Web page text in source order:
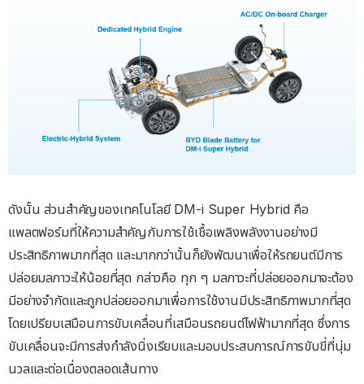
ดังนั้น ส่วนสำคัญของเทคโนโลยี DM-i Super Hybrid คือ
แพลตฟอร์มที่ให้ความสำคัญกับการใช้เชื้อเพลิงพลังงานอย่างมี
ประสิทธิภาพมากที่สุด และมากกว่านั้นก็ยังพัฒนาเพื่อให้รถยนต์มีการ
ปล่อยมลภาวะให้น้อยที่สุด กล่าวคือ ทุก ๆ มลภาวะที่ปล่อยออกมาจะต้อง
มีอย่างจำกัดและถูกปล่อยออกมาเพื่อการใช้งานมีประสิทธิภาพมากที่สุด
โดยเปรียบเสมือนการขับเคลื่อนที่เสมือนรถยนต์ไฟฟ้ามากที่สุด ซึ่งการ
ขับเคลื่อนจะมีการส่งกำลังนิ่งเรียบและมอบประสบการณ์การขับขี่ที่นุ่ม
นวลและต่อเนื่องตลอดเส้นทาง